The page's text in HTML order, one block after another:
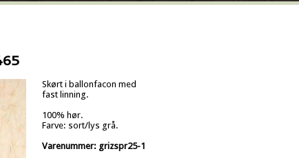
Skørt i ballonfacon med
fast linning.
100% hør.
Farve: sort/lys grå.
Varenummer: grizspr25-1